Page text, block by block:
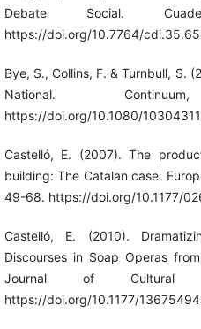
Debate Social.
https://doi.org/10.7764/
Bye, S., Collins, F. & Turnbull, S.
National.
https://doi.org/10.1080/
Castelló, E. (2007). The
building: The Catalan case.
49-68. https://doi.org/10.1177/
Castelló, E. (2010).
Discourses in Soap Operas
Journal of Cultural
https://doi.org/10.1177/